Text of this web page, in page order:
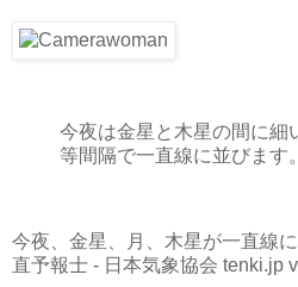
今夜は金星と木星の間に細
等間隔で一直線に並びます。
今夜、金星、月、木星が一直線
直予報士 - 日本気象協会 tenki.jp